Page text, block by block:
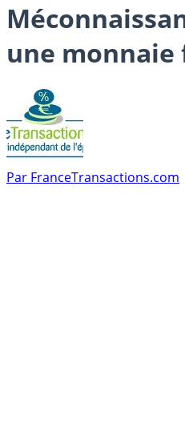
une monnaie
Par FranceTransactions.com